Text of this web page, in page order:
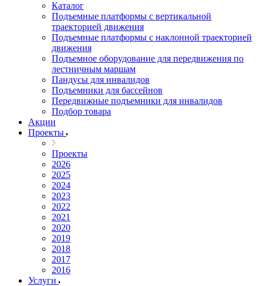
Каталог
Подъемные платформы с вертикальной
траекторией движения
Подъемные платформы с наклонной траекторией
движения
Подъемное оборудование для передвижения по
лестничным маршам
Пандусы для инвалидов
Подъемники для бассейнов
Передвижные подъемники для инвалидов
Подбор товара
Акции
Проекты
Проекты
2026
2025
2024
2023
2022
2021
2020
2019
2018
2017
2016
Услуги